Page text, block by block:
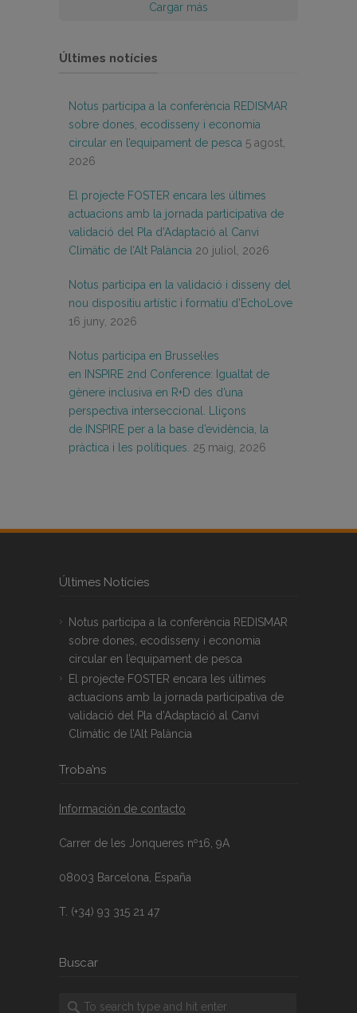
Cargar más
Últimes notícies
Notus participa a la conferència REDISMAR
sobre dones, ecodisseny i economia
circular en l’equipament de pesca 5 agost,
2026
El projecte FOSTER encara les últimes
actuacions amb la jornada participativa de
validació del Pla d’Adaptació al Canvi
Climàtic de l’Alt Palància 20 juliol, 2026
Notus participa en la validació i disseny del
nou dispositiu artístic i formatiu d’EchoLove
16 juny, 2026
Notus participa en Brussel·les
en INSPIRE 2nd Conference: Igualtat de
gènere inclusiva en R+D des d’una
perspectiva interseccional. Lliçons
de INSPIRE per a la base d’evidència, la
pràctica i les polítiques. 25 maig, 2026
Últimes Notícies
Notus participa a la conferència REDISMAR
sobre dones, ecodisseny i economia
circular en l’equipament de pesca
El projecte FOSTER encara les últimes
actuacions amb la jornada participativa de
validació del Pla d’Adaptació al Canvi
Climàtic de l’Alt Palància
Troba’ns
Información de contacto
Carrer de les Jonqueres nº16, 9A
08003 Barcelona, España
T. (+34) 93 315 21 47
Buscar